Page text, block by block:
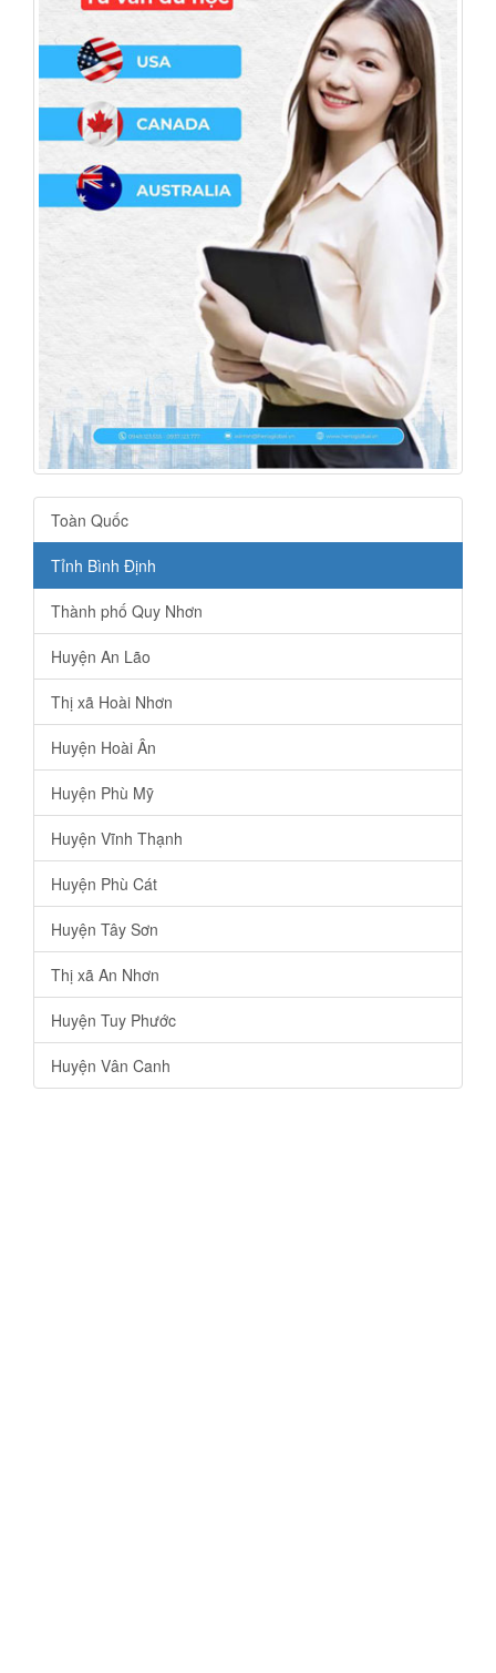
Toàn Quốc
Tỉnh Bình Định
Thành phố Quy Nhơn
Huyện An Lão
Thị xã Hoài Nhơn
Huyện Hoài Ân
Huyện Phù Mỹ
Huyện Vĩnh Thạnh
Huyện Phù Cát
Huyện Tây Sơn
Thị xã An Nhơn
Huyện Tuy Phước
Huyện Vân Canh